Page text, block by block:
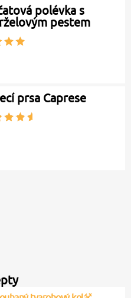
polévka s
pestem
prsa Caprese